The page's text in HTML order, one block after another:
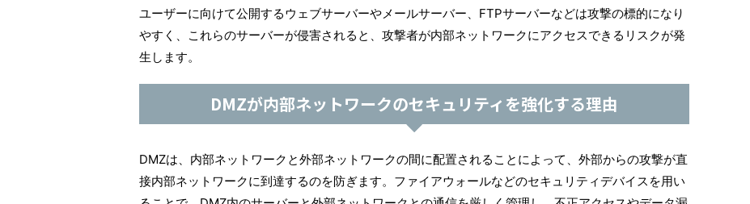
ユーザーに向けて公開するウェブサーバーやメールサーバー、FTPサーバーなどは攻撃の標的になり
やすく、これらのサーバーが侵害されると、攻撃者が内部ネットワークにアクセスできるリスクが発
生します。
DMZが内部ネットワークのセキュリティを強化する理由
DMZは、内部ネットワークと外部ネットワークの間に配置されることによって、外部からの攻撃が直
接内部ネットワークに到達するのを防ぎます。ファイアウォールなどのセキュリティデバイスを用い